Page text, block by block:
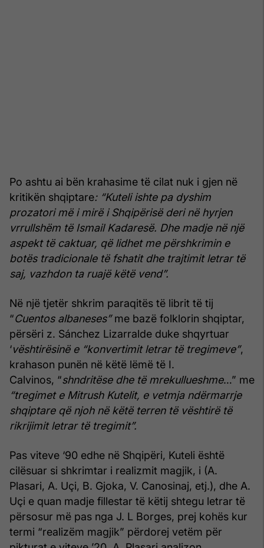
Po ashtu ai bën krahasime të cilat nuk i gjen në
kritikën shqiptare: “Kuteli ishte pa dyshim
prozatori më i mirë i Shqipërisë deri në hyrjen
vrrullshëm të Ismail Kadaresë. Dhe madje në një
aspekt të caktuar, që lidhet me përshkrimin e
botës tradicionale të fshatit dhe trajtimit letrar të
saj, vazhdon ta ruajë këtë vend”.
Në një tjetër shkrim paraqitës të librit të tij
“Cuentos albaneses”me bazë folklorin shqiptar,
përsëri z. Sánchez Lizarralde duke shqyrtuar
‘vështirësinë e “konvertimit letrar të tregimeve”,
krahason punën në këtë lëmë të I.
Calvinos, “shndritëse dhe të mrekullueshme…” me
“tregimet e Mitrush Kutelit, e vetmja ndërmarrje
shqiptare që njoh në këtë terren të vështirë të
rikrijimit letrar të tregimit”.
Pas viteve ‘90 edhe në Shqipëri, Kuteli është
cilësuar si shkrimtar i realizmit magjik, i (A.
Plasari, A. Uçi, B. Gjoka, V. Canosinaj, etj.), dhe A.
Uçi e quan madje fillestar të këtij shtegu letrar të
përsosur më pas nga J. L Borges, prej kohës kur
termi “realizëm magjik” përdorej vetëm për